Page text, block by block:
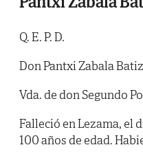
Q. E. P. D.
Don Pantxi Zabala Batiz
Vda. de don Segundo
Falleció en Lezama, el
100 años de edad.